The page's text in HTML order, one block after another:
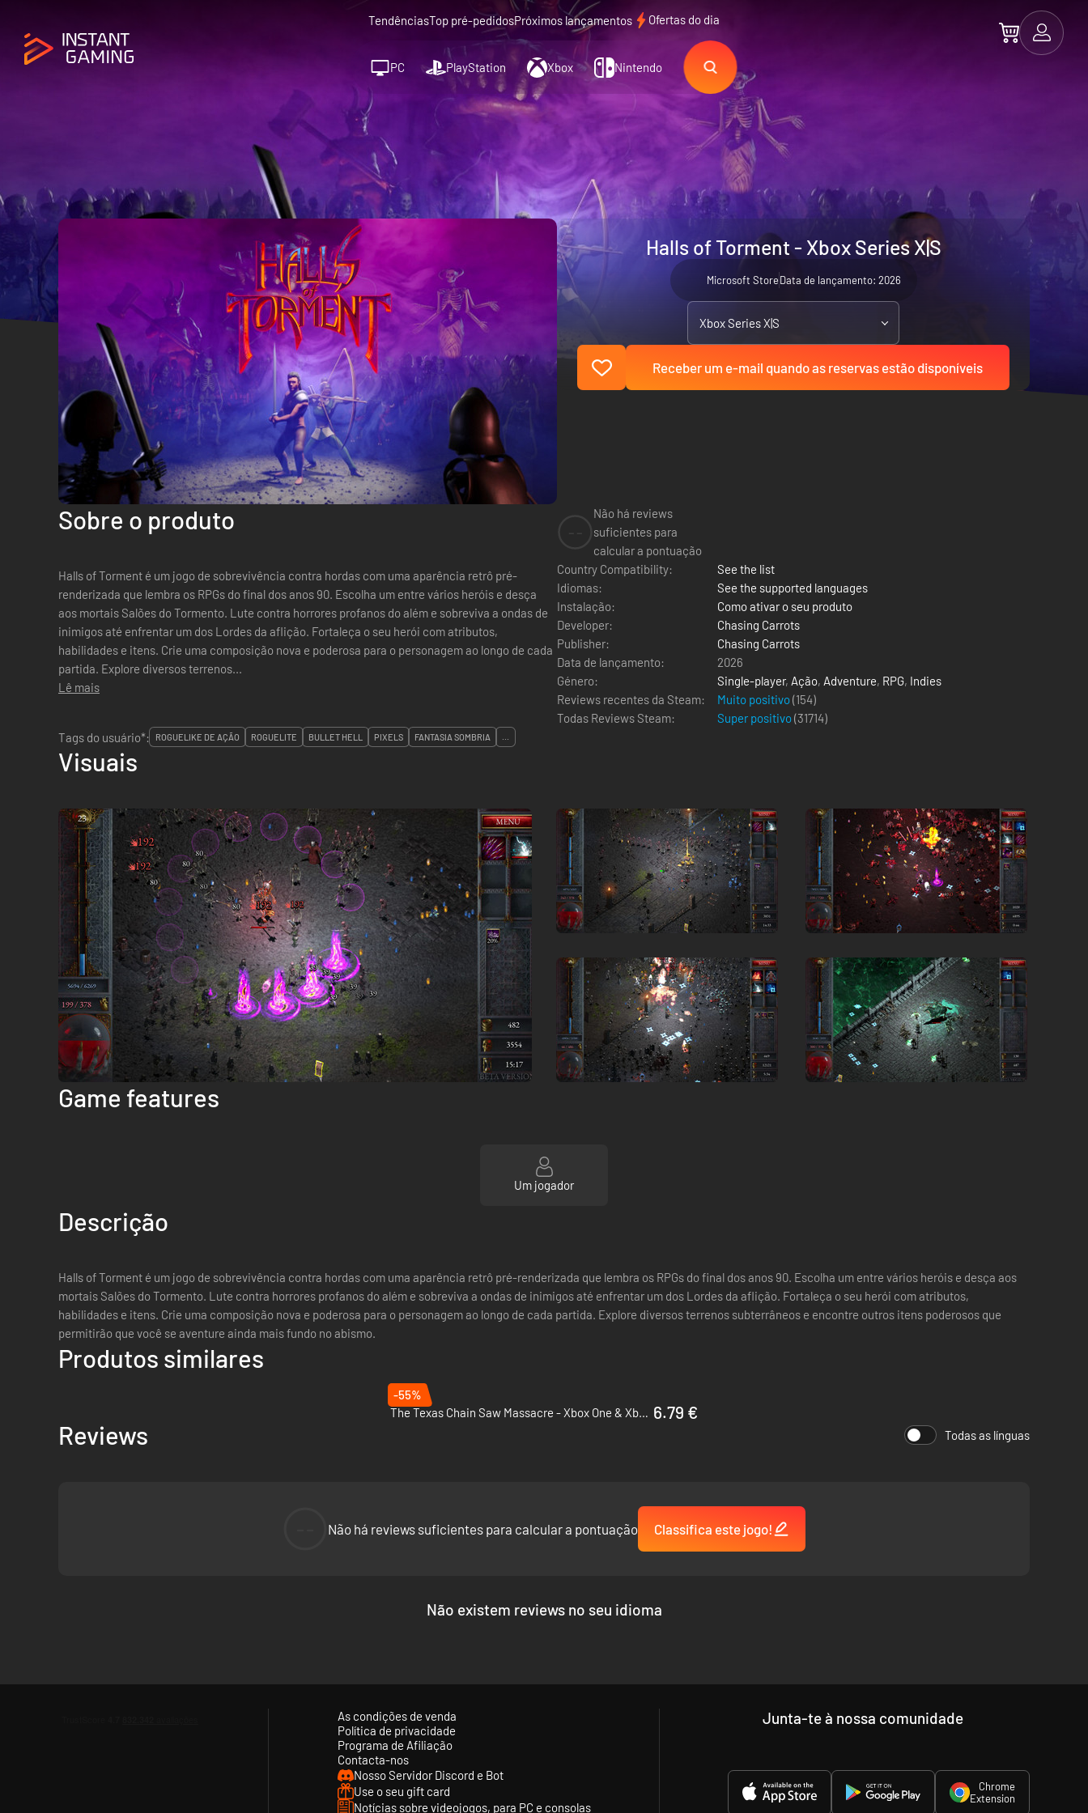
TendênciasTop pré-pedidosPróximos lançamentos Ofertas do dia
PC PlayStation Xbox Nintendo
Halls of Torment - Xbox Series X|S
Microsoft StoreData de lançamento: 2026
Xbox Series X|S
Receber um e-mail quando as reservas estão disponíveis
Sobre o produto
Halls of Torment é um jogo de sobrevivência contra hordas com uma aparência retrô pré-
renderizada que lembra os RPGs do final dos anos 90. Escolha um entre vários heróis e desça
aos mortais Salões do Tormento. Lute contra horrores profanos do além e sobreviva a ondas de
inimigos até enfrentar um dos Lordes da aflição. Fortaleça o seu herói com atributos,
habilidades e itens. Crie uma composição nova e poderosa para o personagem ao longo de cada
partida. Explore diversos terrenos...
Lê mais
Não há reviews
suficientes para
calcular a pontuação
Country Compatibility:
See the list
Idiomas:
See the supported languages
Instalação:
Como ativar o seu produto
Developer:
Chasing Carrots
Publisher:
Chasing Carrots
Data de lançamento:
2026
Género:
Single-player, Ação, Adventure, RPG, Indies
Reviews recentes da Steam:
Muito positivo(154)
Todas Reviews Steam:
Super positivo(31714)
Tags do usuário*:
ROGUELIKE DE AÇÃO ROGUELITE BULLET HELL PIXELS FANTASIA SOMBRIA ...
Visuais
Game features
Um jogador
Descrição
Halls of Torment é um jogo de sobrevivência contra hordas com uma aparência retrô pré-renderizada que lembra os RPGs do final dos anos 90. Escolha um entre vários heróis e desça aos
mortais Salões do Tormento. Lute contra horrores profanos do além e sobreviva a ondas de inimigos até enfrentar um dos Lordes da aflição. Fortaleça o seu herói com atributos,
habilidades e itens. Crie uma composição nova e poderosa para o personagem ao longo de cada partida. Explore diversos terrenos subterrâneos e encontre outros itens poderosos que
permitirão que você se aventure ainda mais fundo no abismo.
Produtos similares
-55%
The Texas Chain Saw Massacre - Xbox One & Xbox Series X|S 6.79 €
Reviews Todas as línguas
Não há reviews suficientes para calcular a pontuação Classifica este jogo!
Não existem reviews no seu idioma
As condições de venda
Política de privacidade
Programa de Afiliação
Contacta-nos
Nosso Servidor Discord e Bot
Use o seu gift card
Notícias sobre videojogos, para PC e consolas
Junta-te à nossa comunidade
Chrome
Extension